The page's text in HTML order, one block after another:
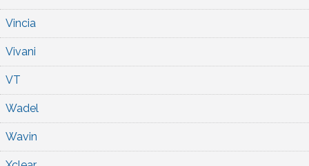
Vincia
Vivani
VT
Wadel
Wavin